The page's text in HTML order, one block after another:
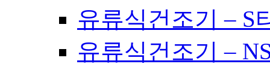
유류식건조기 – S
유류식건조기 –